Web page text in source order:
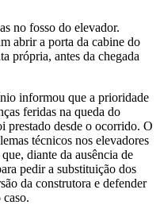
no fosso do elevador.
abrir a porta da cabine do
própria, antes da chegada
informou que a prioridade
feridas na queda do
prestado desde o ocorrido. O
técnicos nos elevadores
diante da ausência de
pedir a substituição dos
da construtora e defender
caso.